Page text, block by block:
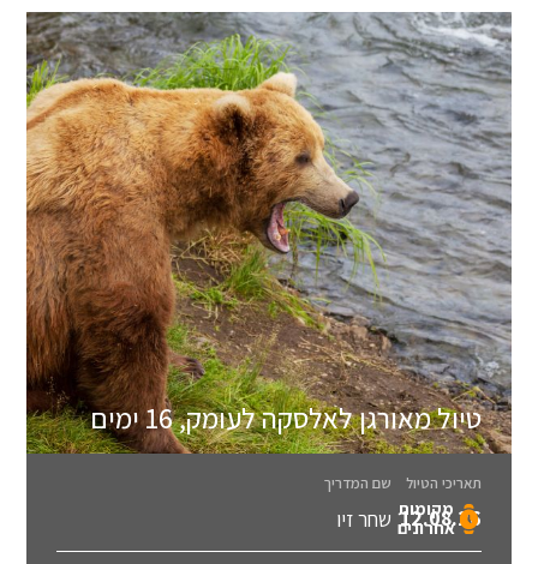
טיול מאורגן לאלסקה לעומק, 16 ימים
תאריכי הטיול שם המדריך
12.08.26 שחר זיו מקומות
אחרונים